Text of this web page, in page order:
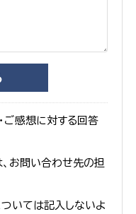
ご感想に対する回答
お問い合わせ先の担
いては記入しないよ